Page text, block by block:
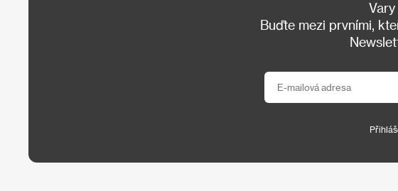
Buďte mezi prvními,